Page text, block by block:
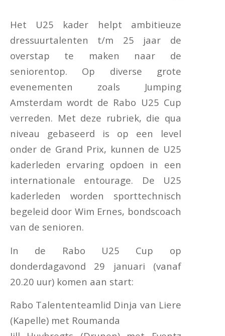
Het U25 kader helpt ambitieuze
dressuurtalenten t/m 25 jaar de
overstap te maken naar de
seniorentop. Op diverse grote
evenementen zoals Jumping
Amsterdam wordt de Rabo U25 Cup
verreden. Met deze rubriek, die qua
niveau gebaseerd is op een level
onder de Grand Prix, kunnen de U25
kaderleden ervaring opdoen in een
internationale entourage. De U25
kaderleden worden sporttechnisch
begeleid door Wim Ernes, bondscoach
van de senioren.
In de Rabo U25 Cup op
donderdagavond 29 januari (vanaf
20.20 uur) komen aan start:
Rabo Talententeamlid Dinja van Liere
(Kapelle) met Roumanda